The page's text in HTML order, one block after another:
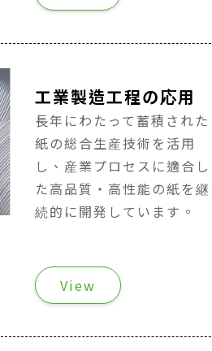
工業製造工程の応用
長年にわたって蓄積された
紙の総合生産技術を活用
し、産業プロセスに適合し
た高品質・高性能の紙を継
続的に開発しています。
View